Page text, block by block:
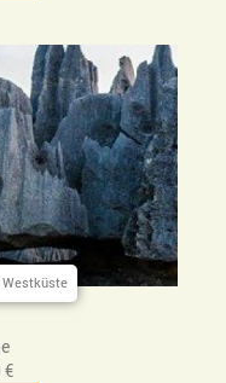
Westküste
€